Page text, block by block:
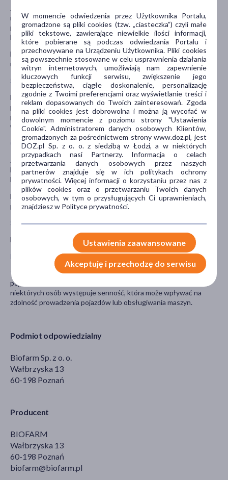
Podmiot odpowiedzialny
Biofarm Sp. z o. o.
Wałbrzyska 13
60-198 Poznań
Producent
BIOFARM
Wałbrzyska 13
60-198 Poznań
biofarm@biofarm.pl
należy skonsultować się z lekarzem czy pacjent powinien
przerwać stosowanie leku Amertil na kilka dni przed badaniem.
Lek Amertil może wpływać na wyniki testów alergicznych.
Lek należy przechowywać w miejscu niewidocznym i
niedostępnym dla dzieci, w temperaturze poniżej 25°C.
Stosowanie innych leków
Należy powiedzieć lekarzowi o wszystkich lekach przyjmowanych
przez pacjenta obecnie lub ostatnio, a także o lekach, które
pacjent planuje przyjmować, w tym również o tych, które
wydawane są bez recepty.
Ciąża i karmienie piersią
Jeśli pacjentka jest w ciąży lub karmi piersią, przypuszcza, że może
być w ciąży, lub gdy planuje mieć dziecko, powinna poradzić się
lekarza lub farmaceuty przed zastosowaniem tego leku.
Decyzję o stosowaniu leku w okresie ciąży lub kamienia piersią
podejmuje lekarz.
Stosowanie leku u dzieci i młodzieży
Nie należy stosować leku u dzieci w wieku poniżej 6 lat.
Prowadzenie pojazdów i obsługa maszyn
Ten lek nie powinien mieć wpływu na zdolność prowadzenia
pojazdów i obsługiwania maszyn. Jednakże, bardzo rzadko, u
niektórych osób występuje senność, która może wpływać na
zdolność prowadzenia pojazdów lub obsługiwania maszyn.
W momencie odwiedzenia przez Użytkownika Portalu,
gromadzone są pliki cookies (tzw. „ciasteczka”) czyli małe
pliki tekstowe, zawierające niewielkie ilości informacji,
które pobierane są podczas odwiedzania Portalu i
przechowywane na Urządzeniu Użytkownika. Pliki cookies
są powszechnie stosowane w celu usprawnienia działania
witryn internetowych, umożliwiają nam zapewnienie
kluczowych funkcji serwisu, zwiększenie jego
bezpieczeństwa, ciągłe doskonalenie, personalizację
zgodnie z Twoimi preferencjami oraz wyświetlanie treści i
reklam dopasowanych do Twoich zainteresowań. Zgoda
na pliki cookies jest dobrowolna i można ją wycofać w
dowolnym momencie z poziomu strony "Ustawienia
Cookie". Administratorem danych osobowych Klientów,
gromadzonych za pośrednictwem strony www.doz.pl, jest
DOZ.pl Sp. z o. o. z siedzibą w Łodzi, a w niektórych
przypadkach nasi Partnerzy. Informacja o celach
przetwarzania danych osobowych przez naszych
partnerów znajduje się w ich politykach ochrony
prywatności. Więcej informacji o korzystaniu przez nas z
plików cookies oraz o przetwarzaniu Twoich danych
osobowych, w tym o przysługujących Ci uprawnieniach,
znajdziesz w Polityce prywatności.
Ustawienia zaawansowane
Akceptuję i przechodzę do serwisu